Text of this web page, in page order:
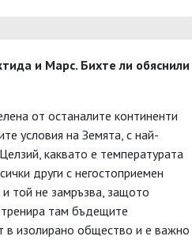
и Марс. Бихте ли обяснили
от останалите континенти
условия на Земята, с най-
каквато е температурата
други с негостоприемен
той не замръзва, защото
там бъдещите
в изолирано общество и е важно